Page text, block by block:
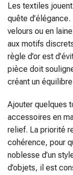
Les textiles
quête
velours ou en
aux motifs
règle d’or est
pièce doit
créant un
Ajouter quelques
accessoires en
relief. La priorité
cohérence, pour
noblesse d’un
d’objets, il est